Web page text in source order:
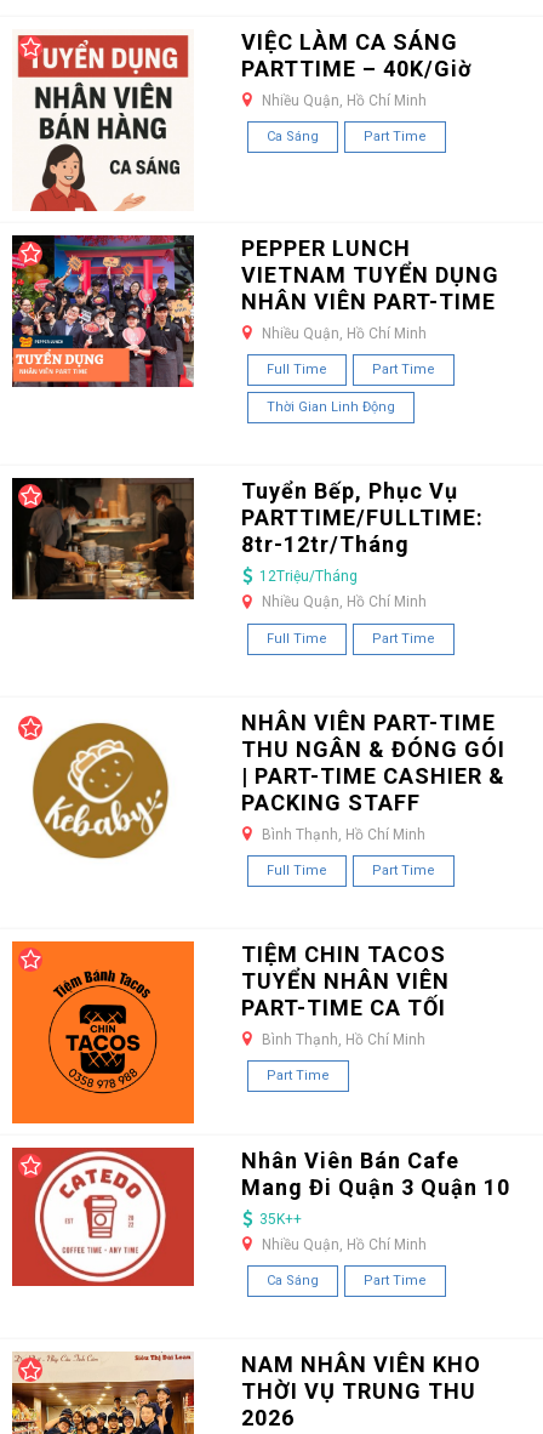
VIỆC LÀM CA SÁNG
PARTTIME – 40K/Giờ
Nhiều Quận, Hồ Chí Minh
Ca Sáng Part Time
PEPPER LUNCH
VIETNAM TUYỂN DỤNG
NHÂN VIÊN PART-TIME
Nhiều Quận, Hồ Chí Minh
Full Time Part Time
Thời Gian Linh Động
Tuyển Bếp, Phục Vụ
PARTTIME/FULLTIME:
8tr-12tr/Tháng
12Triệu/Tháng
Nhiều Quận, Hồ Chí Minh
Full Time Part Time
NHÂN VIÊN PART-TIME
THU NGÂN & ĐÓNG GÓI
| PART-TIME CASHIER &
PACKING STAFF
Bình Thạnh, Hồ Chí Minh
Full Time Part Time
TIỆM CHIN TACOS
TUYỂN NHÂN VIÊN
PART-TIME CA TỐI
Bình Thạnh, Hồ Chí Minh
Part Time
Nhân Viên Bán Cafe
Mang Đi Quận 3 Quận 10
35K++
Nhiều Quận, Hồ Chí Minh
Ca Sáng Part Time
NAM NHÂN VIÊN KHO
THỜI VỤ TRUNG THU
2026